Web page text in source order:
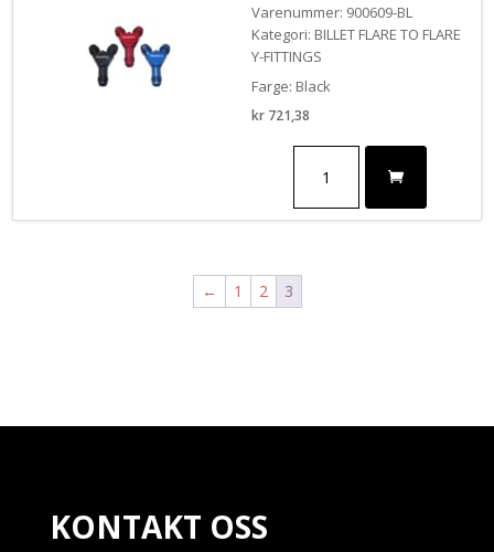
Varenummer: 900609-BL
Kategori: BILLET FLARE TO FLARE
Y-FITTINGS
Farge: Black
kr721,38
Fitting,
Male
Male
← 1 2 3
KONTAKT OSS